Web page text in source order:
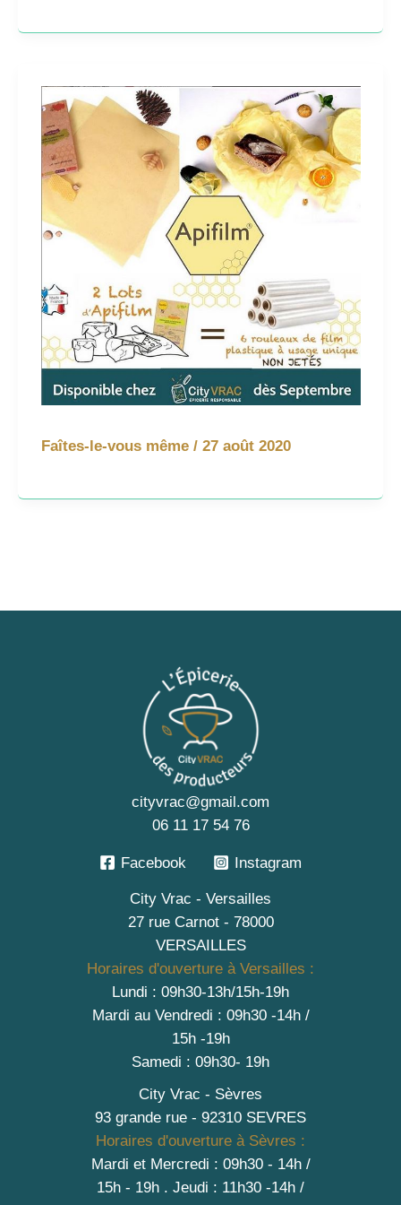
Faîtes-le-vous même/ 27 août 2020
cityvrac@gmail.com
06 11 17 54 76
Facebook Instagram
City Vrac - Versailles
27 rue Carnot - 78000
VERSAILLES
Horaires d'ouverture à Versailles :
Lundi : 09h30-13h/15h-19h
Mardi au Vendredi : 09h30 -14h /
15h -19h
Samedi : 09h30- 19h
City Vrac - Sèvres
93 grande rue - 92310 SEVRES
Horaires d'ouverture à Sèvres :
Mardi et Mercredi : 09h30 - 14h /
15h - 19h . Jeudi : 11h30 -14h /